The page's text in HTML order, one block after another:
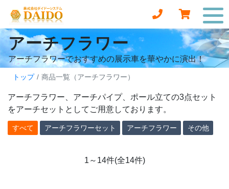
アーチフラワー
アーチフラワーでおすすめの展示車を華やかに演出！
トップ 商品一覧（アーチフラワー）
アーチフラワー、アーチパイプ、ポール立ての3点セット
をアーチセットとしてご用意しております。
すべて アーチフラワーセット アーチフラワー その他
1～14件(全14件)